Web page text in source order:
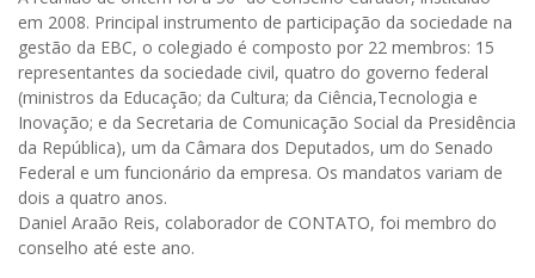
em 2008. Principal instrumento de participação da sociedade na
gestão da EBC, o colegiado é composto por 22 membros: 15
representantes da sociedade civil, quatro do governo federal
(ministros da Educação; da Cultura; da Ciência,Tecnologia e
Inovação; e da Secretaria de Comunicação Social da Presidência
da República), um da Câmara dos Deputados, um do Senado
Federal e um funcionário da empresa. Os mandatos variam de
dois a quatro anos.
Daniel Araão Reis, colaborador de CONTATO, foi membro do
conselho até este ano.